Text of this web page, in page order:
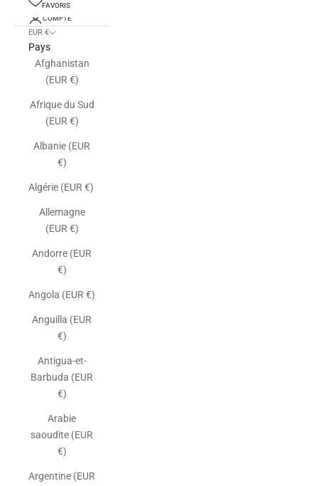
FAVORIS
COMPTE
EUR €
Pays
Afghanistan
(EUR €)
Afrique du Sud
(EUR €)
Albanie (EUR
€)
Algérie (EUR €)
Allemagne
(EUR €)
Andorre (EUR
€)
Angola (EUR €)
Anguilla (EUR
€)
Antigua-et-
Barbuda (EUR
€)
Arabie
saoudite (EUR
€)
Argentine (EUR